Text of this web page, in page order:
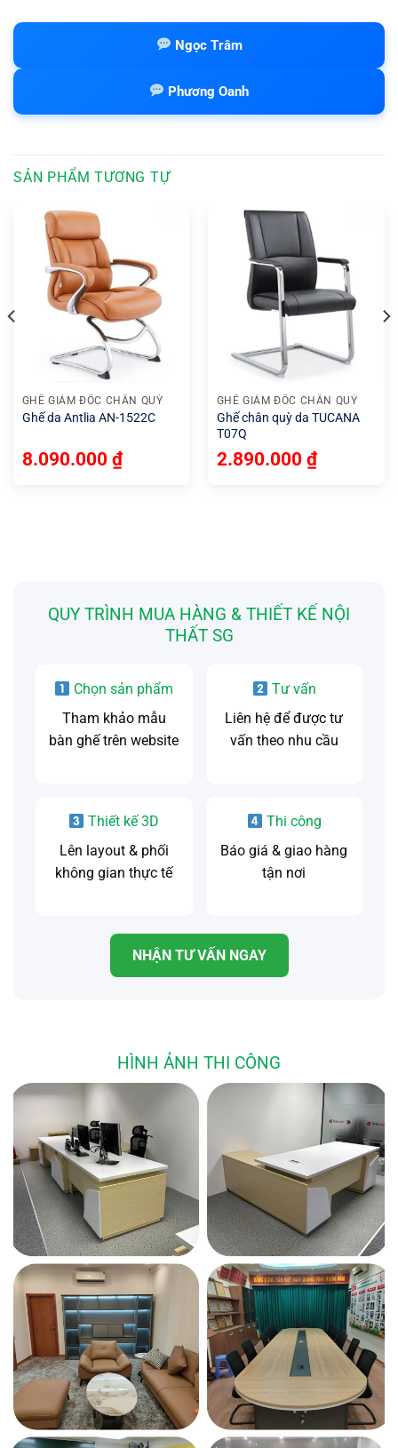
Ngọc Trâm
Phương Oanh
SẢN PHẨM TƯƠNG TỰ
GHẾ GIÁM ĐỐC CHÂN QUỲ
Ghế da Antlia AN-1522C
8.090.000 ₫
GHẾ GIÁM ĐỐC CHÂN QUỲ
Ghế chân quỳ da TUCANA
T07Q
2.890.000 ₫
QUY TRÌNH MUA HÀNG & THIẾT KẾ NỘI
THẤT SG
Chọn sản phẩm
Tham khảo mẫu
bàn ghế trên website
Tư vấn
Liên hệ để được tư
vấn theo nhu cầu
Thiết kế 3D
Lên layout & phối
không gian thực tế
Thi công
Báo giá & giao hàng
tận nơi
NHẬN TƯ VẤN NGAY
HÌNH ẢNH THI CÔNG